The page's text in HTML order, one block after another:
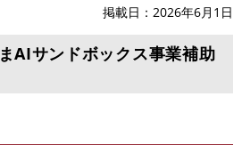
掲載日 2026年6月1日
AIサンドボックス事業補助